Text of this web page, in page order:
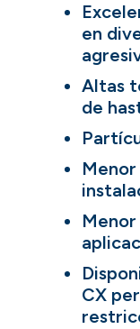
en
Altas
de
CX